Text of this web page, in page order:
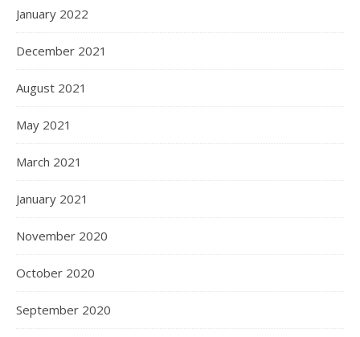
January 2022
December 2021
August 2021
May 2021
March 2021
January 2021
November 2020
October 2020
September 2020